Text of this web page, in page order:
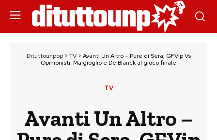
Dituttounpop> TV> Avanti Un Altro – Pure di Sera, GFVip Vs
Opinionisti: Malgioglio e De Blanck al gioco finale
TV
Avanti Un Altro –